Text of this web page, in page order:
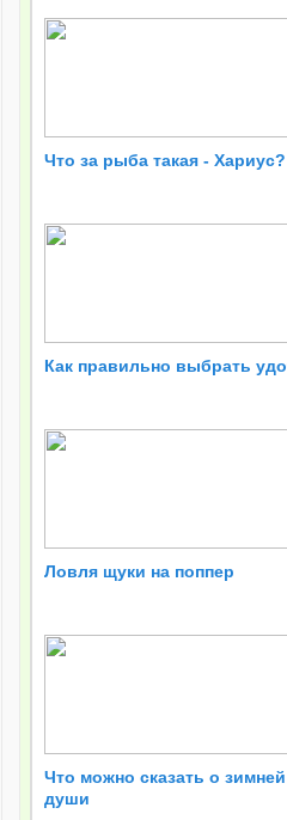
Что за рыба такая - Хариус?
Как правильно выбрать
Ловля щуки на поппер
Что можно сказать о
души